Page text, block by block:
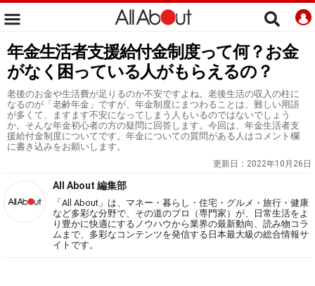
年金生活者支援給付金制度って何？お金
がなく困っている人がもらえるの？
老後のお金や生活費が足りるのか不安ですよね。老後生活の収入の柱に
なるのが「老齢年金」ですが、年金制度にまつわることは、難しい用語
が多くて、ますます不安になってしまう人もいるのではないでしょう
か。そんな年金初心者の方の疑問に回答します。今回は、年金生活者支
援給付金制度についてです。年金についての質問がある人はコメント欄
に書き込みをお願いします。
更新日： 2022年10月26日
All About 編集部
「All About」は、マネー・暮らし・住宅・グルメ・旅行・健康
など多彩な分野で、その道のプロ（専門家）が、日常生活をよ
り豊かに快適にするノウハウから業界の最新動向、読み物コラ
ムまで、多彩なコンテンツを発信する日本最大級の総合情報サ
イトです。